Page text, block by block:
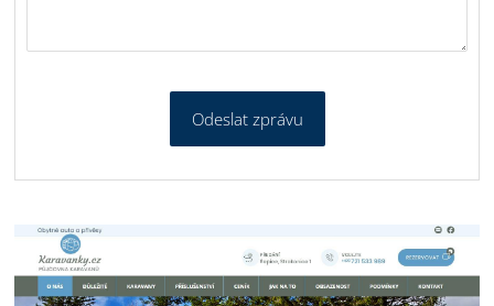
Odeslat zprávu